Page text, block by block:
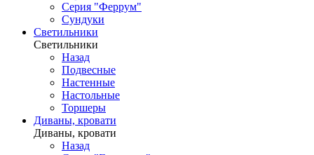
Серия "Феррум"
Сундуки
Светильники
Светильники
Назад
Подвесные
Настенные
Настольные
Торшеры
Диваны, кровати
Диваны, кровати
Назад